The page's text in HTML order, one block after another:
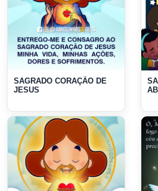
SAGRADO CORAÇÃO DE
JESUS